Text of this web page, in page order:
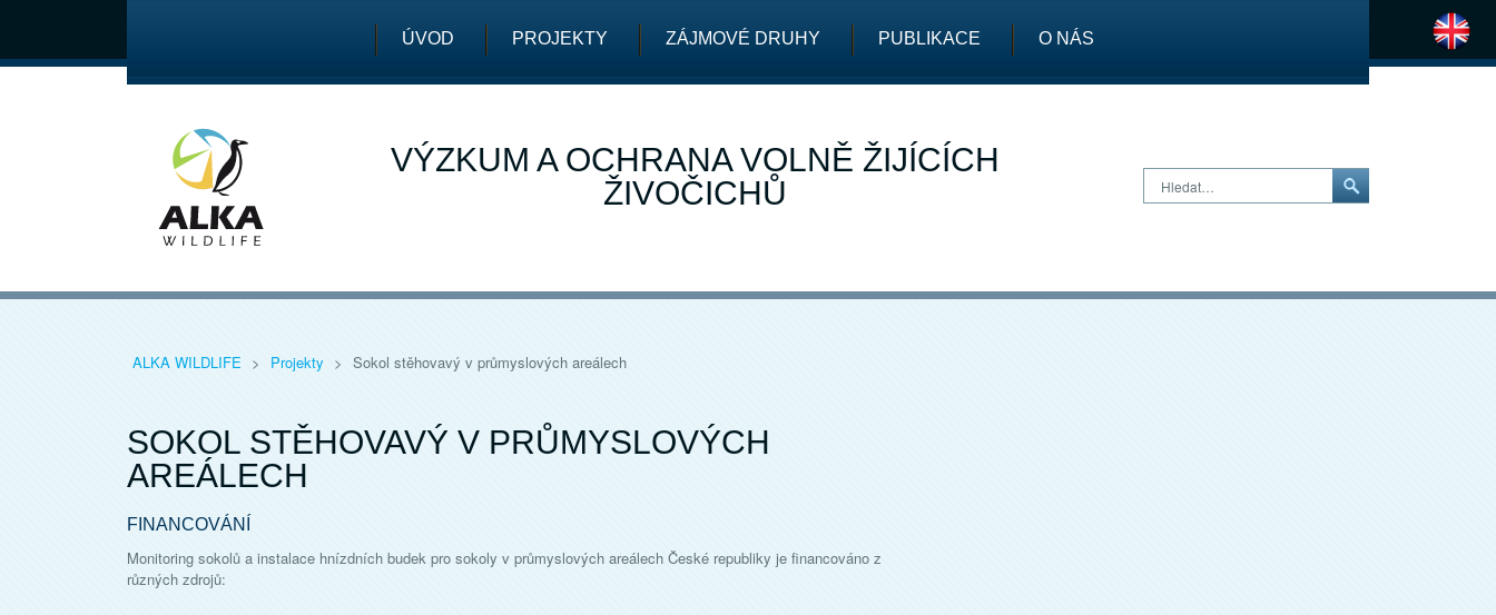
ÚVOD PROJEKTY ZÁJMOVÉ DRUHY PUBLIKACE O NÁS
VÝZKUM A OCHRANA VOLNĚ ŽIJÍCÍCH
ŽIVOČICHŮ
Hledat…
ALKA WILDLIFE > Projekty > Sokol stěhovavý v průmyslových areálech
SOKOL STĚHOVAVÝ V PRŮMYSLOVÝCH
AREÁLECH
FINANCOVÁNÍ
Monitoring sokolů a instalace hnízdních budek pro sokoly v průmyslových areálech České republiky je financováno z
různých zdrojů: